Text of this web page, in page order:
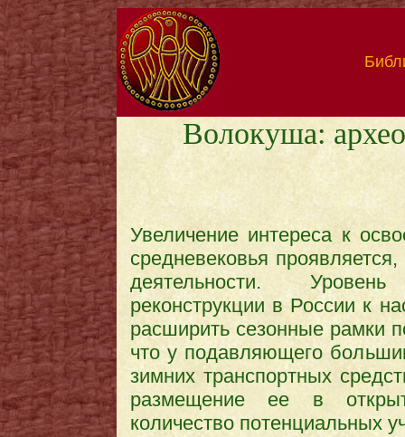
Волокуша:
Увеличение интереса к
средневековья
деятельности.
реконструкции в России к
расширить сезонные рамки
что у подавляющего
зимних транспортных
размещение ее в
количество потенциальных